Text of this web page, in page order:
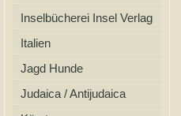
Inselbücherei Insel Verlag
Italien
Jagd Hunde
Judaica / Antijudaica